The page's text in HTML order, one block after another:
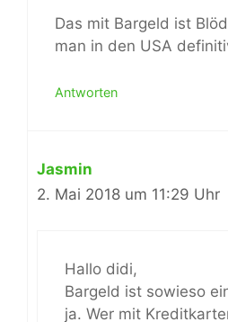
Das mit Bargeld ist
man in den USA
Antworten
Jasmin
2. Mai 2018 um 11:29 Uhr
Hallo didi,
Bargeld ist sowieso
ja. Wer mit